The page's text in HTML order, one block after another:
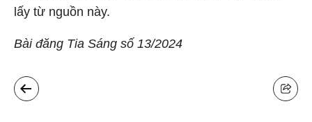
lấy từ nguồn này.
Bài đăng Tia Sáng số 13/2024